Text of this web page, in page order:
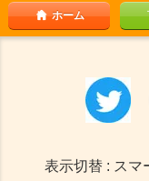
ホーム
表示切替 : スマ